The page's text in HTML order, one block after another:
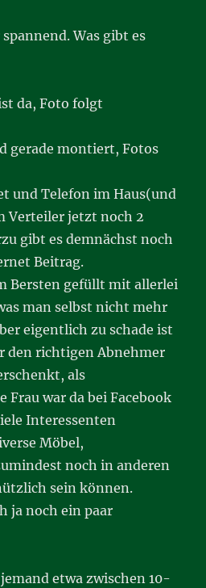
Was gibt es
da, Foto folgt
gerade montiert, Fotos
und Telefon im Haus(und
Verteiler jetzt noch 2
gibt es demnächst noch
Beitrag.
Bersten gefüllt mit allerlei
man selbst nicht mehr
eigentlich zu schade ist
den richtigen Abnehmer
als
Frau war da bei Facebook
Interessenten
Möbel,
noch in anderen
sein können.
ja noch ein paar
etwa zwischen 10-